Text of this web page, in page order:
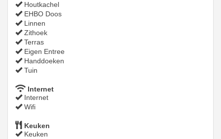
Houtkachel
EHBO Doos
Linnen
Zithoek
Terras
Eigen Entree
Handdoeken
Tuin
Internet
Internet
Wifi
Keuken
Keuken